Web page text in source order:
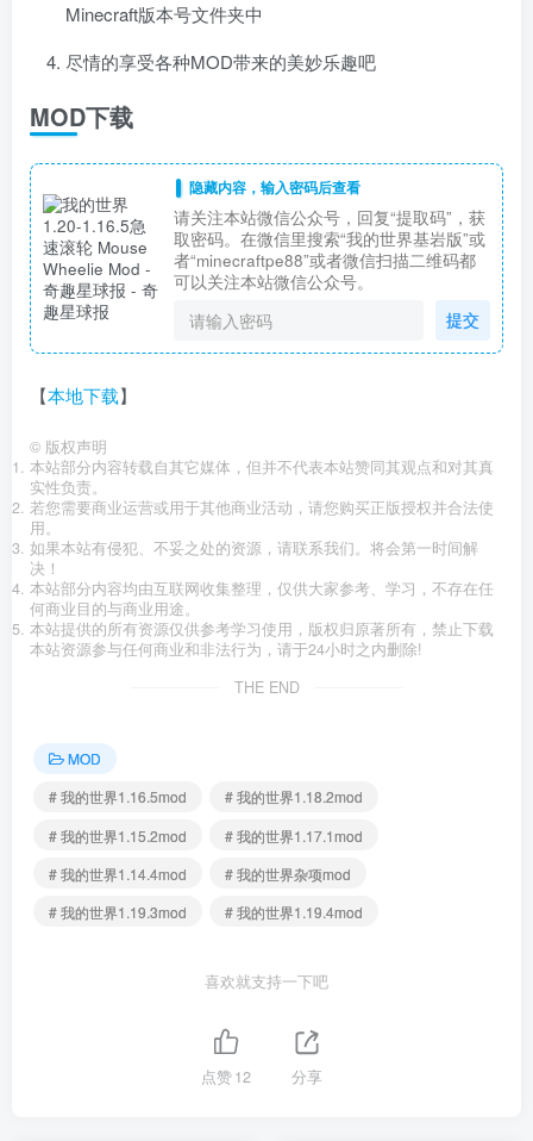
Minecraft版本号文件夹中
尽情的享受各种MOD带来的美妙乐趣吧
MOD下载
隐藏内容，输入密码后查看
请关注本站微信公众号，回复“提取码”，获
取密码。在微信里搜索“我的世界基岩版”或
者“minecraftpe88”或者微信扫描二维码都
可以关注本站微信公众号。
提交
【本地下载】
© 版权声明
本站部分内容转载自其它媒体，但并不代表本站赞同其观点和对其真
实性负责。
若您需要商业运营或用于其他商业活动，请您购买正版授权并合法使
用。
如果本站有侵犯、不妥之处的资源，请联系我们。将会第一时间解
决！
本站部分内容均由互联网收集整理，仅供大家参考、学习，不存在任
何商业目的与商业用途。
本站提供的所有资源仅供参考学习使用，版权归原著所有，禁止下载
本站资源参与任何商业和非法行为，请于24小时之内删除!
THE END
MOD
# 我的世界1.16.5mod
# 我的世界1.18.2mod
# 我的世界1.15.2mod
# 我的世界1.17.1mod
# 我的世界1.14.4mod
# 我的世界杂项mod
# 我的世界1.19.3mod
# 我的世界1.19.4mod
喜欢就支持一下吧
点赞12 分享